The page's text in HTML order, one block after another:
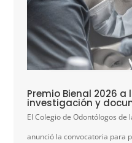
Premio Bienal 2026 a
investigación y
El Colegio de Odontólogos de
anunció la convocatoria para